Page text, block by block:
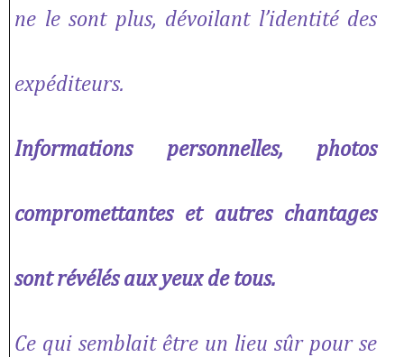
ne le sont plus, dévoilant l’identité des
expéditeurs.
Informations personnelles, photos
compromettantes et autres chantages
sont révélés aux yeux de tous.
Ce qui semblait être un lieu sûr pour se